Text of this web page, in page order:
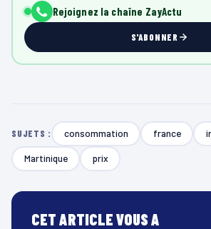
Rejoignez la chaîne ZayActu
S'ABONNER
SUJETS : consommation france
Martinique prix
CET ARTICLE VOUS A